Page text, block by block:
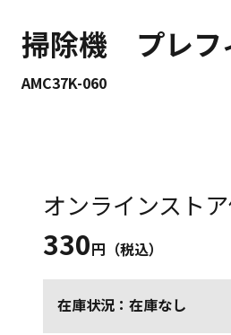
掃除機 プレフ
AMC37K-060
オンラインスト
330円（税込）
在庫状況：在庫なし